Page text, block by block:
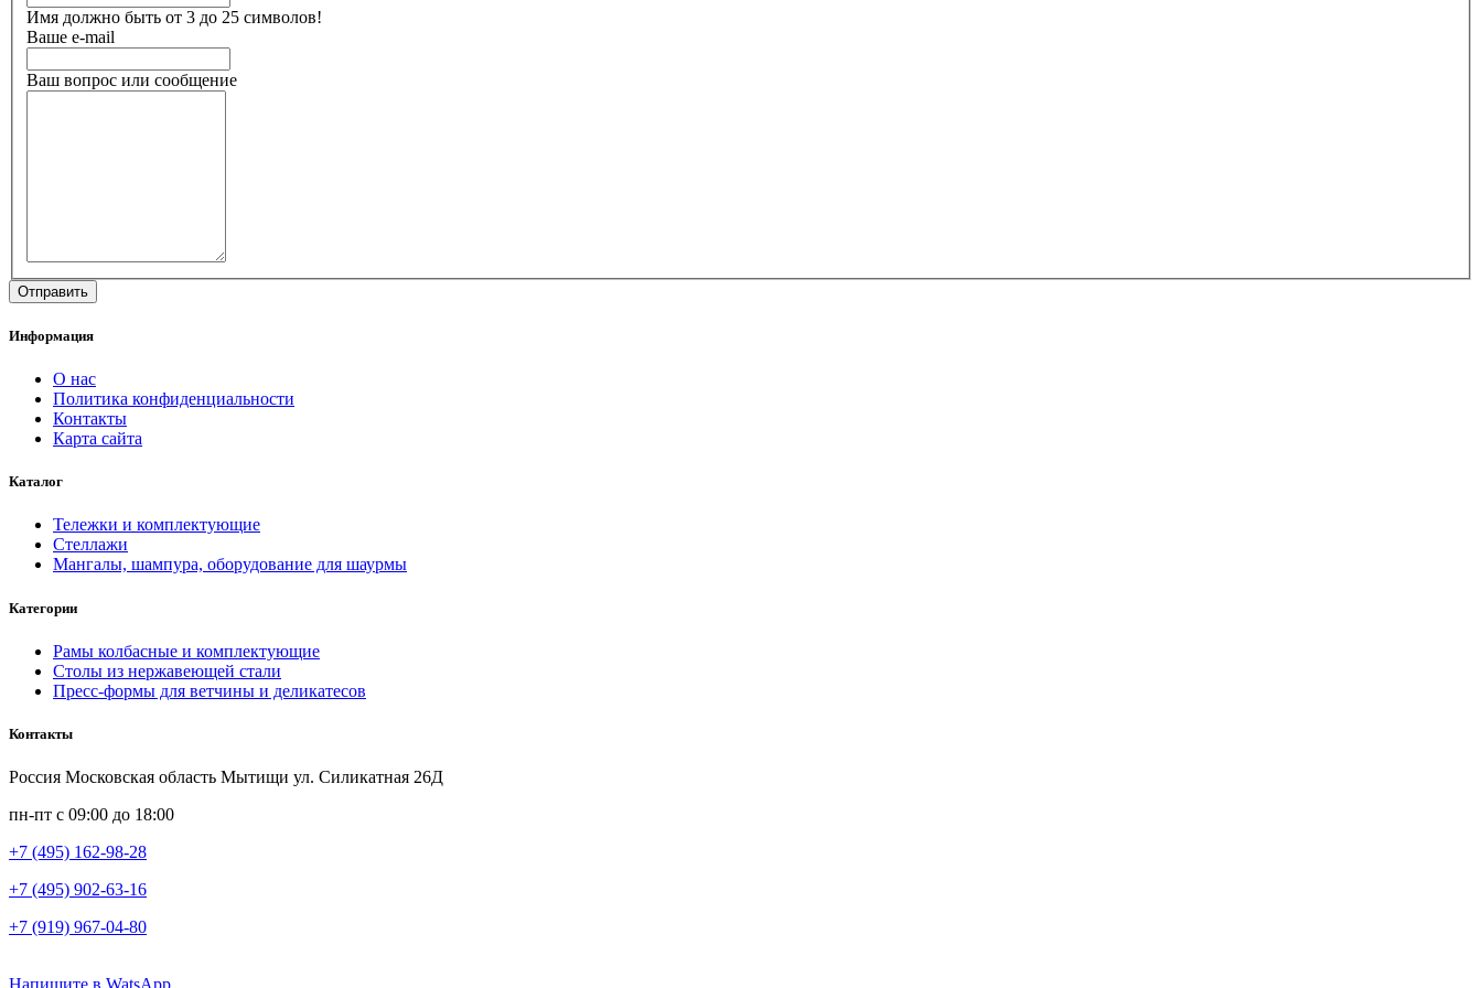
Имя должно быть от 3 до 25 символов!
Ваше e-mail
Ваш вопрос или сообщение
Информация
О нас
Политика конфиденциальности
Контакты
Карта сайта
Каталог
Тележки и комплектующие
Стеллажи
Мангалы, шампура, оборудование для шаурмы
Категории
Рамы колбасные и комплектующие
Столы из нержавеющей стали
Пресс-формы для ветчины и деликатесов
Контакты
Россия Московская область Мытищи ул. Силикатная 26Д
пн-пт с 09:00 до 18:00
+7 (495) 162-98-28
+7 (495) 902-63-16
+7 (919) 967-04-80